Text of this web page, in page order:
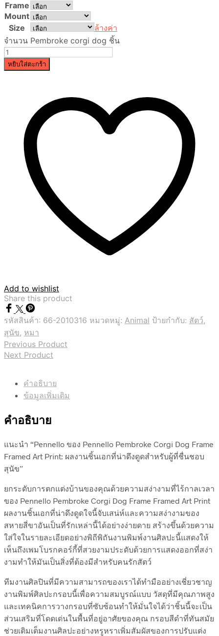
Frame
Mount
Size
ล้างค่า
จำนวน Pembroke corgi dog ชิ้น
หยิบใส่ตะกร้า
Add to wishlist
Share this product
รหัสสินค้า: 66-2010316 หมวดหมู่: Animal ป้ายกำกับ: สัตว์,
สุนัข, หมา
Previous Product
Next Product
คำอธิบาย
ข้อมูลเพิ่มเติม
คำอธิบาย
แนะนำ “Pennello ของ Pennello Pembroke Corgi Dog Frame
Framed Art Print: ผลงานชิ้นเอกที่น่าดึงดูดสำหรับผู้ที่ชื่นชอบ
สุนัข”
ยกระดับการตกแต่งบ้านของคุณด้วยความสง่างามที่ไร้กาลเวลา
ของ Pennello Pembroke Corgi Dog Frame Framed Art Print
ผลงานชิ้นเอกที่น่าดึงดูดใจนี้จับเสน่ห์และความสง่างามของ
สหายสี่ขาอันเป็นที่รักเหล่านี้ได้อย่างง่ายดาย สร้างขึ้นด้วยความ
ใส่ใจในรายละเอียดอย่างพิถีพิถันงานพิมพ์งานศิลปะนี้แสดงให้
เห็นถึงเพมโบรกคอร์กี้ที่สวยงามประดับด้วยการแสดงออกที่สง่า
งามทำให้มันเป็นสิ่งที่ต้องมีสำหรับคนรักสัตว์
ทีมงานศิลปินที่มีความสามารถของเราได้ทำมืออย่างเชี่ยวชาญ
งานพิมพ์ศิลปะกรอบนี้เพื่อความสมบูรณ์แบบ วัสดุที่มีคุณภาพสูง
และเทคนิคการวางกรอบที่ซับซ้อนทำให้มั่นใจได้ว่าชิ้นนี้จะเป็น
ส่วนเสริมที่โดดเด่นในพื้นที่อยู่อาศัยของคุณ กรอบสีดำที่ทันสมัย
ช่วยเติมเต็มงานศิลปะอย่างหรูหราเพิ่มสัมผัสของการปรับแต่ง